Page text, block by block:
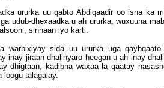
ururka uu qabto Abdiqaadir oo isna ka
udub-dhexaadka u ah ururka, wuxuuna
sinnaan iyo karti.
warbixiyay sida uu ururka uga
inay jiraan dhalinyaro heegan u ah inay
dhigtaan, kadibna waxaa la qaatay
talagalay.